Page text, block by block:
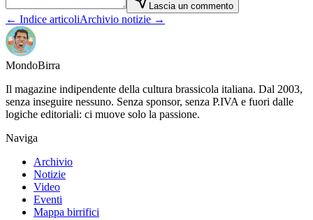
Lascia un commento
← Indice articoliArchivio notizie →
MondoBirra
Il magazine indipendente della cultura brassicola italiana. Dal 2003,
senza inseguire nessuno. Senza sponsor, senza P.IVA e fuori dalle
logiche editoriali: ci muove solo la passione.
Naviga
Archivio
Notizie
Video
Eventi
Mappa birrifici